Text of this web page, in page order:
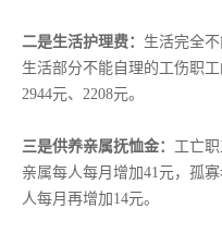
二是生活护理费： 生活完全
生活部分不能自理的工伤职
2944元、2208元。
三是供养亲属抚恤金： 工亡
亲属每人每月增加41元，孤
人每月再增加14元。